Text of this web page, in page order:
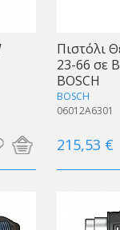
Πιστόλι
23-66 σε
BOSCH
BOSCH
06012A6301
215,53 €